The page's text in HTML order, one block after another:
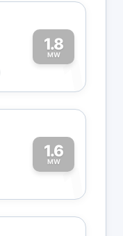
1.8
MW1
1.6
MW1